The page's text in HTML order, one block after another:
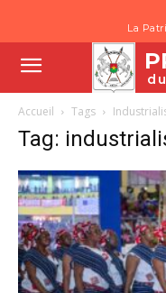
La
Accueil Tags
Tag: